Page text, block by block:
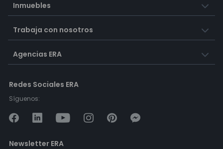
Inmuebles
Trabaja con nosotros
Agencias ERA
Redes Sociales ERA
Síguenos:
Newsletter ERA